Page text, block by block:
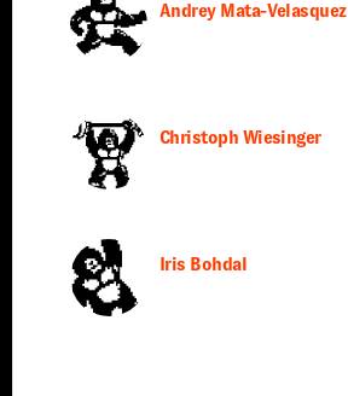
Andrey Mata-Velasquez
Christoph Wiesinger
Iris Bohdal